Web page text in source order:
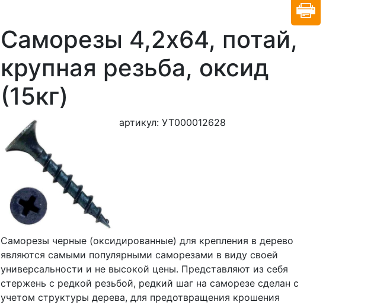
Саморезы 4,2x64, потай,
крупная резьба, оксид
(15кг)
артикул: УТ000012628
Саморезы черные (оксидированные) для крепления в дерево
являются самыми популярными саморезами в виду своей
универсальности и не высокой цены. Представляют из себя
стержень с редкой резьбой, редкий шаг на саморезе сделан с
учетом структуры дерева, для предотвращения крошения